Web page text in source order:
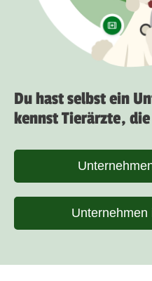
Du hast selbst ein
kennst Tierärzte,
Unternehmen